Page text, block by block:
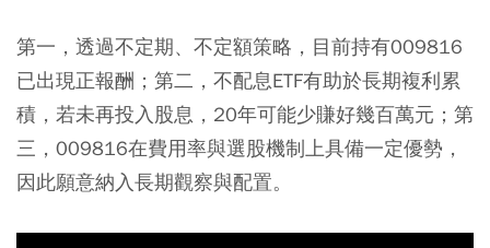
第一，透過不定期、不定額策略，目前持有009816
已出現正報酬；第二，不配息ETF有助於長期複利累
積，若未再投入股息，20年可能少賺好幾百萬元；第
三，009816在費用率與選股機制上具備一定優勢，
因此願意納入長期觀察與配置。